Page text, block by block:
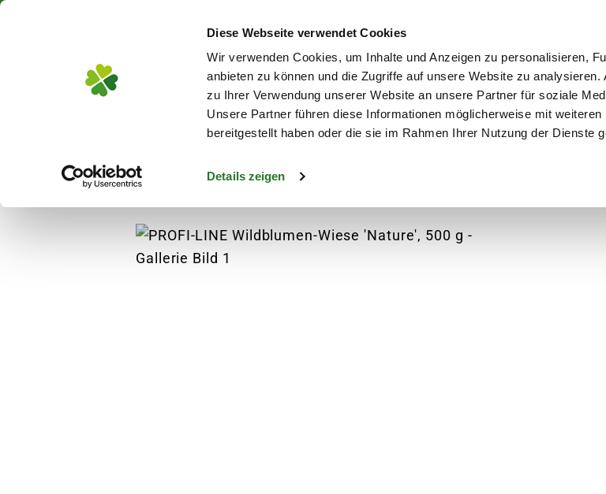
Diese Webseite verwendet Cookies
Wir verwenden Cookies, um Inhalte und Anzeigen zu personalisieren,
anbieten zu können und die Zugriffe auf unsere Website zu
zu Ihrer Verwendung unserer Website an unsere Partner für soziale
Unsere Partner führen diese Informationen möglicherweise mit
bereitgestellt haben oder die sie im Rahmen Ihrer Nutzung der Dienste
Details zeigen
Blumen Pflanzen Garten Aktuelles